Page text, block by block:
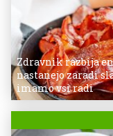
Zdravnik razbija
nastanejo zaradi
imamo vsi radi